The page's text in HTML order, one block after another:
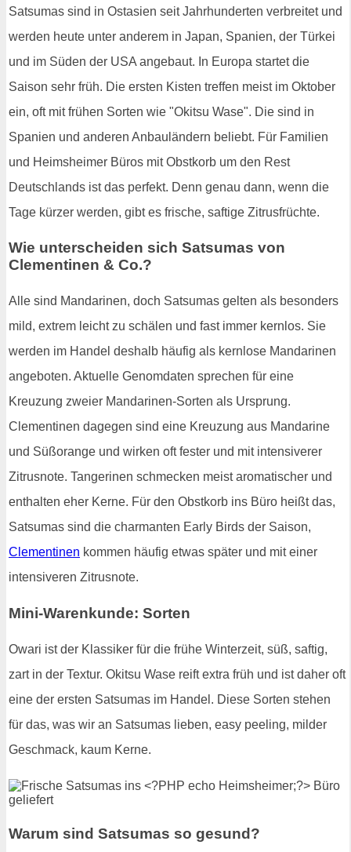
Satsumas sind in Ostasien seit Jahrhunderten verbreitet und
werden heute unter anderem in Japan, Spanien, der Türkei
und im Süden der USA angebaut. In Europa startet die
Saison sehr früh. Die ersten Kisten treffen meist im Oktober
ein, oft mit frühen Sorten wie "Okitsu Wase". Die sind in
Spanien und anderen Anbauländern beliebt. Für Familien
und Heimsheimer Büros mit Obstkorb um den Rest
Deutschlands ist das perfekt. Denn genau dann, wenn die
Tage kürzer werden, gibt es frische, saftige Zitrusfrüchte.
Wie unterscheiden sich Satsumas von
Clementinen & Co.?
Alle sind Mandarinen, doch Satsumas gelten als besonders
mild, extrem leicht zu schälen und fast immer kernlos. Sie
werden im Handel deshalb häufig als kernlose Mandarinen
angeboten. Aktuelle Genomdaten sprechen für eine
Kreuzung zweier Mandarinen-Sorten als Ursprung.
Clementinen dagegen sind eine Kreuzung aus Mandarine
und Süßorange und wirken oft fester und mit intensiverer
Zitrusnote. Tangerinen schmecken meist aromatischer und
enthalten eher Kerne. Für den Obstkorb ins Büro heißt das,
Satsumas sind die charmanten Early Birds der Saison,
Clementinen kommen häufig etwas später und mit einer
intensiveren Zitrusnote.
Mini-Warenkunde: Sorten
Owari ist der Klassiker für die frühe Winterzeit, süß, saftig,
zart in der Textur. Okitsu Wase reift extra früh und ist daher oft
eine der ersten Satsumas im Handel. Diese Sorten stehen
für das, was wir an Satsumas lieben, easy peeling, milder
Geschmack, kaum Kerne.
Warum sind Satsumas so gesund?